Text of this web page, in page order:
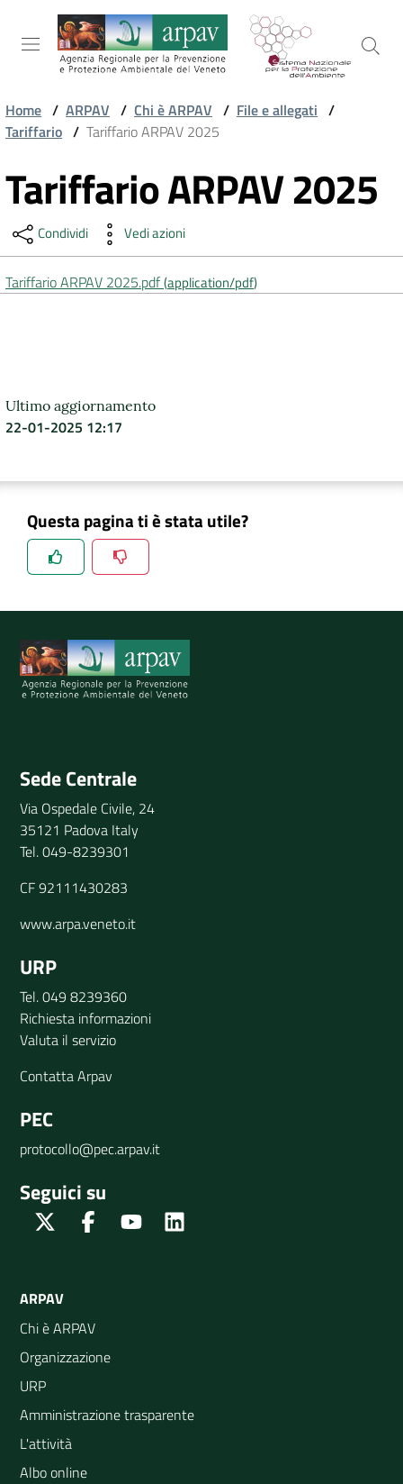
Salta al contenuto
Salta alla navigazione
Salta al footer
ARPAV
AMBIENTALI
DATI
Seguici
Home / ARPAV / Chi è ARPAV / File e allegati /
Tariffario / Tariffario ARPAV 2025
Vai al contenuto
Tariffario ARPAV 2025
Condividi Vedi azioni
Tariffario ARPAV 2025.pdf(application/pdf)
Ultimo aggiornamento
22-01-2025 12:17
Questa pagina ti è stata utile?
Spiegaci perchè, e aiutaci a migliorare il servizio
Sede Centrale
Via Ospedale Civile, 24
35121 Padova Italy
Tel. 049-8239301
CF 92111430283
www.arpa.veneto.it
URP
Tel. 049 8239360
Richiesta informazioni
Valuta il servizio
Contatta Arpav
PEC
protocollo@pec.arpav.it
Seguici su
Twitter FacebookYoutube
ARPAV
Chi è ARPAV
Organizzazione
URP
Amministrazione trasparente
L'attività
Albo online